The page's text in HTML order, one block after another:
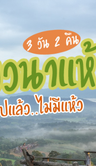
นาแห้ว
ไป
แล้ว
ไม่มี
แห้ว